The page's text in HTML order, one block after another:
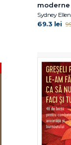
moderne
69.3 lei